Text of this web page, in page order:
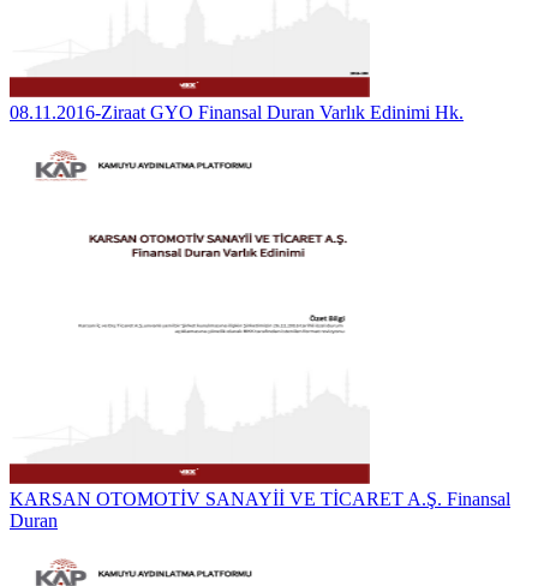
08.11.2016-Ziraat GYO Finansal Duran Varlık Edinimi Hk.
KARSAN OTOMOTİV SANAYİİ VE TİCARET A.Ş. Finansal
Duran